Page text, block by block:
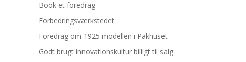
Book et foredrag
Forbedringsværkstedet
Foredrag om 1925 modellen i Pakhuset
Godt brugt innovationskultur billigt til salg